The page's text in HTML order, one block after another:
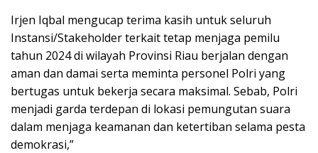
Irjen Iqbal mengucap terima kasih untuk seluruh
Instansi/Stakeholder terkait tetap menjaga pemilu
tahun 2024 di wilayah Provinsi Riau berjalan dengan
aman dan damai serta meminta personel Polri yang
bertugas untuk bekerja secara maksimal. Sebab, Polri
menjadi garda terdepan di lokasi pemungutan suara
dalam menjaga keamanan dan ketertiban selama pesta
demokrasi,”